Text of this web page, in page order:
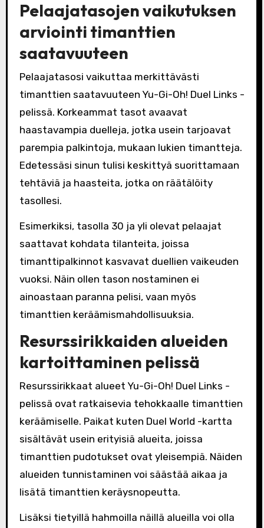
Pelaajatasojen vaikutuksen
arviointi timanttien
saatavuuteen
Pelaajatasosi vaikuttaa merkittävästi
timanttien saatavuuteen Yu-Gi-Oh! Duel Links -
pelissä. Korkeammat tasot avaavat
haastavampia duelleja, jotka usein tarjoavat
parempia palkintoja, mukaan lukien timantteja.
Edetessäsi sinun tulisi keskittyä suorittamaan
tehtäviä ja haasteita, jotka on räätälöity
tasollesi.
Esimerkiksi, tasolla 30 ja yli olevat pelaajat
saattavat kohdata tilanteita, joissa
timanttipalkinnot kasvavat duellien vaikeuden
vuoksi. Näin ollen tason nostaminen ei
ainoastaan paranna pelisi, vaan myös
timanttien keräämismahdollisuuksia.
Resurssirikkaiden alueiden
kartoittaminen pelissä
Resurssirikkaat alueet Yu-Gi-Oh! Duel Links -
pelissä ovat ratkaisevia tehokkaalle timanttien
keräämiselle. Paikat kuten Duel World -kartta
sisältävät usein erityisiä alueita, joissa
timanttien pudotukset ovat yleisempiä. Näiden
alueiden tunnistaminen voi säästää aikaa ja
lisätä timanttien keräysnopeutta.
Lisäksi tietyillä hahmoilla näillä alueilla voi olla